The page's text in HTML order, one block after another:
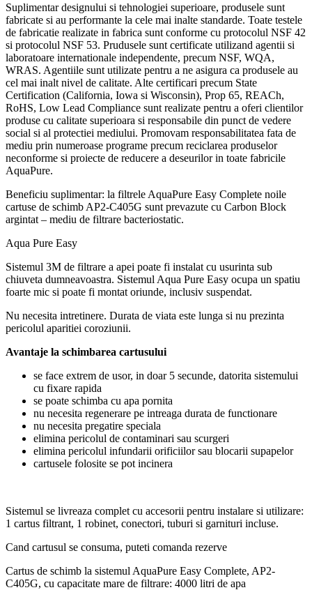
Suplimentar designului si tehnologiei superioare, produsele sunt
fabricate si au performante la cele mai inalte standarde. Toate testele
de fabricatie realizate in fabrica sunt conforme cu protocolul NSF 42
si protocolul NSF 53. Prudusele sunt certificate utilizand agentii si
laboratoare internationale independente, precum NSF, WQA,
WRAS. Agentiile sunt utilizate pentru a ne asigura ca produsele au
cel mai inalt nivel de calitate. Alte certificari precum State
Certification (California, Iowa si Wisconsin), Prop 65, REACh,
RoHS, Low Lead Compliance sunt realizate pentru a oferi clientilor
produse cu calitate superioara si responsabile din punct de vedere
social si al protectiei mediului. Promovam responsabilitatea fata de
mediu prin numeroase programe precum reciclarea produselor
neconforme si proiecte de reducere a deseurilor in toate fabricile
AquaPure.
Beneficiu suplimentar: la filtrele AquaPure Easy Complete noile
cartuse de schimb AP2-C405G sunt prevazute cu Carbon Block
argintat – mediu de filtrare bacteriostatic.
Aqua Pure Easy
Sistemul 3M de filtrare a apei poate fi instalat cu usurinta sub
chiuveta dumneavoastra. Sistemul Aqua Pure Easy ocupa un spatiu
foarte mic si poate fi montat oriunde, inclusiv suspendat.
Nu necesita intretinere. Durata de viata este lunga si nu prezinta
pericolul aparitiei coroziunii.
Avantaje la schimbarea cartusului
se face extrem de usor, in doar 5 secunde, datorita sistemului
cu fixare rapida
se poate schimba cu apa pornita
nu necesita regenerare pe intreaga durata de functionare
nu necesita pregatire speciala
elimina pericolul de contaminari sau scurgeri
elimina pericolul infundarii orificiilor sau blocarii supapelor
cartusele folosite se pot incinera
Sistemul se livreaza complet cu accesorii pentru instalare si utilizare:
1 cartus filtrant, 1 robinet, conectori, tuburi si garnituri incluse.
Cand cartusul se consuma, puteti comanda rezerve
Cartus de schimb la sistemul AquaPure Easy Complete, AP2-
C405G, cu capacitate mare de filtrare: 4000 litri de apa